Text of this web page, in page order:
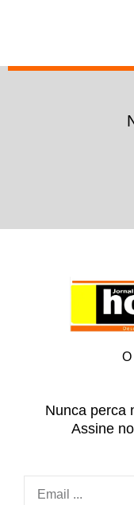
Nunca perca
Assine